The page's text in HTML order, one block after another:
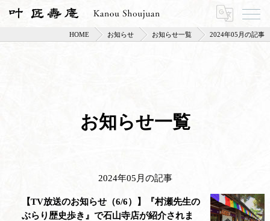
HOME お知らせ お知らせ一覧 2024年05月の記事
お知らせ一覧
2024年05月の記事
【TV放送のお知らせ（6/6）】『村瀬先生の
ぶらり歴史歩き』で石山寺店が紹介されま